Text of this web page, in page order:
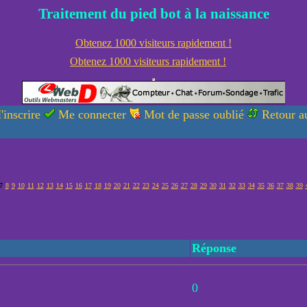
Traitement du pied bot à la naissance
Obtenez 1000 visiteurs rapidement !
Obtenez 1000 visiteurs rapidement !
Me connecter Mot de passe oublié Retour
7 8 9 10 11 12 13 14 15 16 17 18 19 20 21 22 23 24 25 26 27 28 29 30 31 32 33 34 35 36 37 38 39
Réponse
0